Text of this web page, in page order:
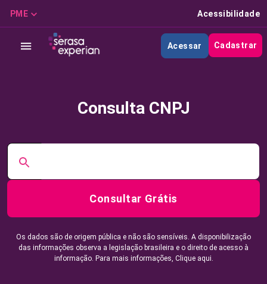
PME Acessibilidade
Acessar Cadastrar
Consulta CNPJ
Consultar Grátis
Os dados são de origem pública e não são sensíveis. A disponibilização
das informações observa a legislação brasileira e o direito de acesso à
informação. Para mais informações, Clique aqui.